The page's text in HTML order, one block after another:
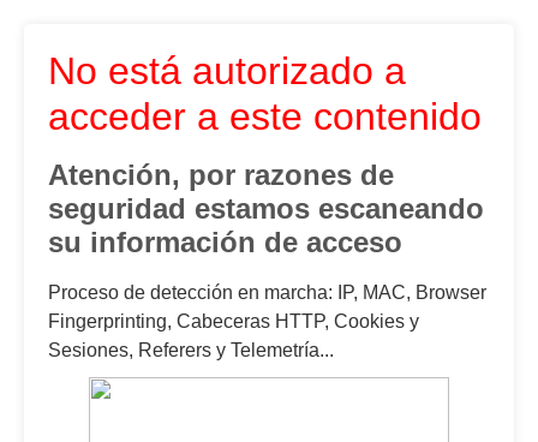
No está autorizado a
acceder a este contenido
Atención, por razones de
seguridad estamos escaneando
su información de acceso
Proceso de detección en marcha: IP, MAC, Browser
Fingerprinting, Cabeceras HTTP, Cookies y
Sesiones, Referers y Telemetría...